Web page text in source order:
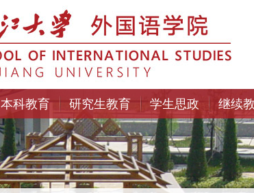
本科教育 研究生教育 学生思政 继续